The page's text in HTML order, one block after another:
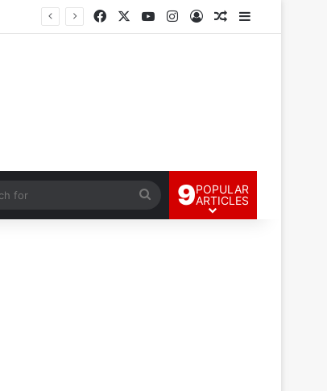
FacebookYouTubeInstagram
Log InRandom Article
Sidebar
Article
Search
for
9POPULAR
ARTICLES